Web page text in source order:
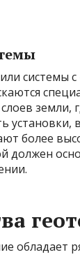
системы
более
должен
обладает